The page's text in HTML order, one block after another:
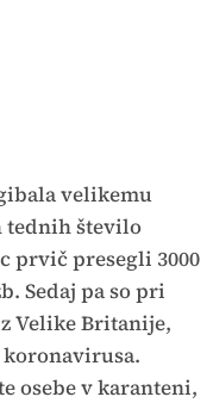
velikemu
tednih število
prvič presegli 3000
Sedaj pa so pri
Velike Britanije,
osebe v karanteni,